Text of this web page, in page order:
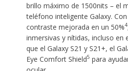
brillo máximo de 1500nits – el
teléfono inteligente Galaxy.
contraste mejorada en un 50%4
inmersivas y nítidas, incluso en
que el Galaxy S21 y S21+, el
Eye Comfort Shield5 para